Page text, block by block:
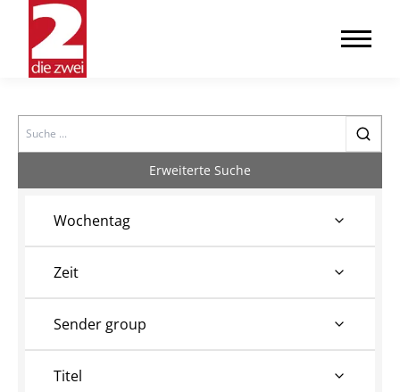
Search
Erweiterte Suche
Wochentag
Zeit
Sender group
Titel